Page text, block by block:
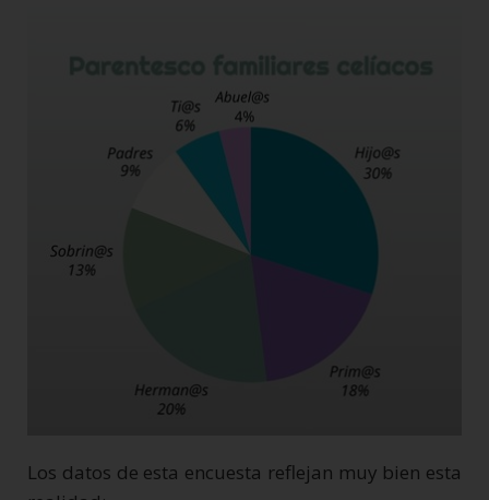
Los datos de esta encuesta reflejan muy bien esta